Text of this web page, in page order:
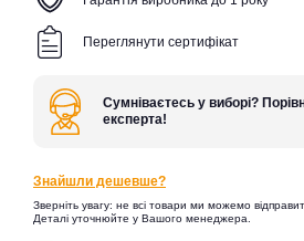
Переглянути сертифікат
Сумніваєтесь у виборі?
експерта!
Знайшли дешевше?
Зверніть увагу: не всі товари ми можемо
Деталі уточнюйте у Вашого менеджера.